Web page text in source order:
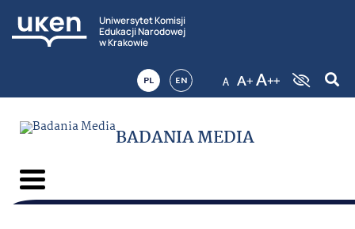
Uniwersytet Komisji
Edukacji Narodowej
w Krakowie
PL EN
BADANIA MEDIA